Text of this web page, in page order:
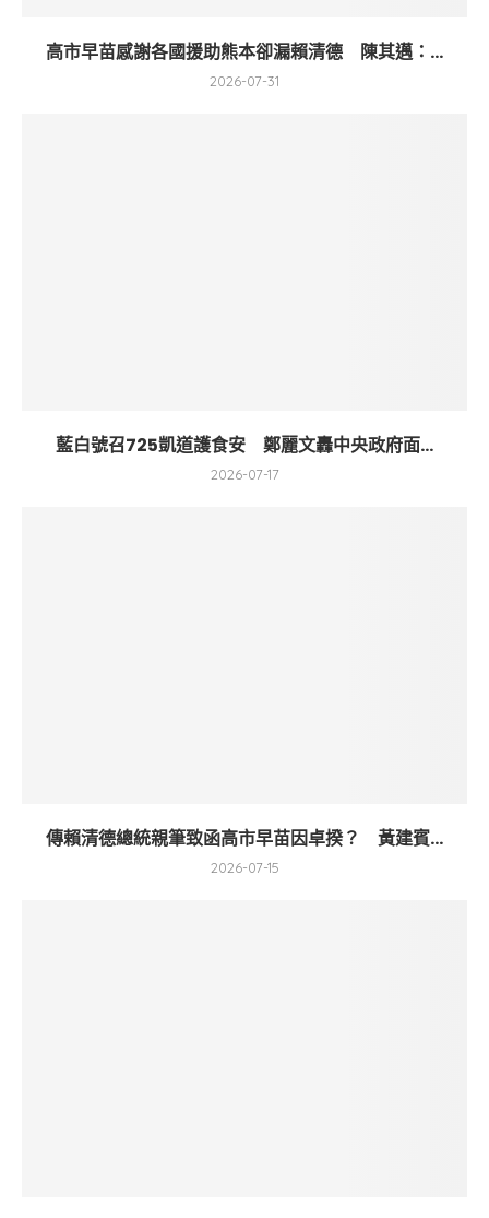
高市早苗感謝各國援助熊本卻漏賴清德 陳其邁：...
2026-07-31
藍白號召725凱道護食安 鄭麗文轟中央政府面...
2026-07-17
傳賴清德總統親筆致函高市早苗因卓揆？ 黃建賓...
2026-07-15